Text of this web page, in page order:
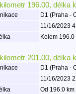
196.00, délka
D1 (Praha -
11/16/2023
Kolem
201.00, délka
D1 (Praha -
11/16/2023
Od 196.0